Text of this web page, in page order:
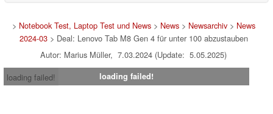
> Notebook Test, Laptop Test und News> News> Newsarchiv> News
2024-03> Deal: Lenovo Tab M8 Gen 4 für unter 100 abzustauben
Autor: Marius Müller, 7.03.2024 (Update: 5.05.2025)
loading failed!
loading failed!